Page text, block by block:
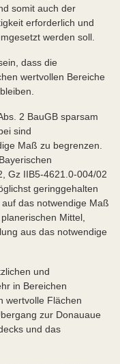
somit auch der
erforderlich und
werden soll.
dass die
wertvollen Bereiche
2 BauGB sparsam
sind
Maß zu begrenzen.
Gz IIB5-4621.0-004/02
geringgehalten
das notwendige Maß
Mittel,
aus das notwendige
und
in Bereichen
wertvolle Flächen
zur Donauaue
und das